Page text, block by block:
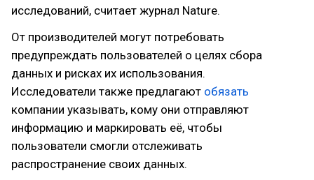
исследований, считает журнал Nature.
От производителей могут потребовать
предупреждать пользователей о целях сбора
данных и рисках их использования.
Исследователи также предлагают обязать
компании указывать, кому они отправляют
информацию и маркировать её, чтобы
пользователи смогли отслеживать
распространение своих данных.